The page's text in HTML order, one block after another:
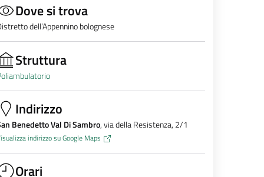
Dove si trova
dell’Appennino bolognese
Struttura
Indirizzo
Benedetto Val Di Sambro, via della Resistenza, 2/1
indirizzo su Google Maps
Orari